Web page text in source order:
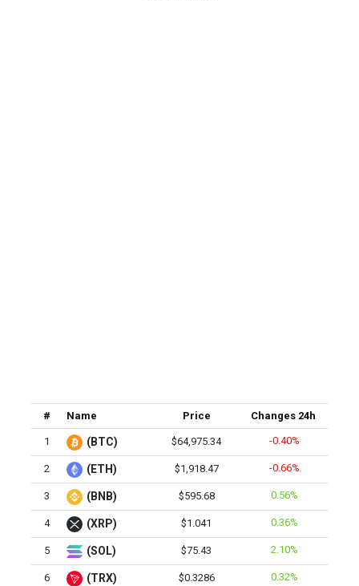
# Name Price Changes 24h
1 (BTC) $64,975.34 -0.40%
2 (ETH) $1,918.47 -0.66%
3 (BNB) $595.68 0.56%
4 (XRP) $1.041 0.36%
5 (SOL) $75.43 2.10%
6 (TRX) $0.3286 0.32%